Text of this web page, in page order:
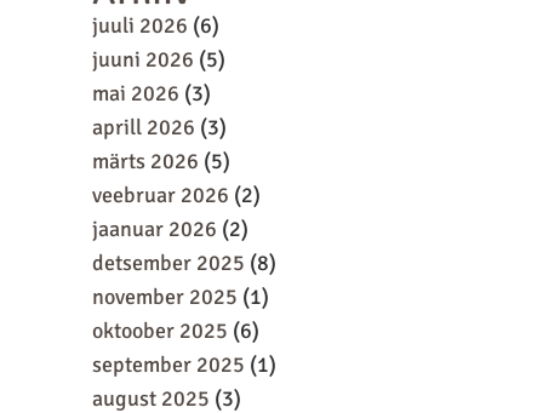
juuli 2026 (6)
juuni 2026 (5)
mai 2026 (3)
aprill 2026 (3)
märts 2026 (5)
veebruar 2026 (2)
jaanuar 2026 (2)
detsember 2025 (8)
november 2025 (1)
oktoober 2025 (6)
september 2025 (1)
august 2025 (3)